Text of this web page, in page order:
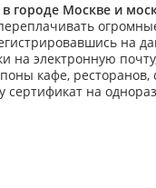
городе Москве и
на
на электронную
кафе, ресторанов,
сертификат на